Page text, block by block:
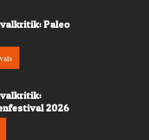
Paleo
2026